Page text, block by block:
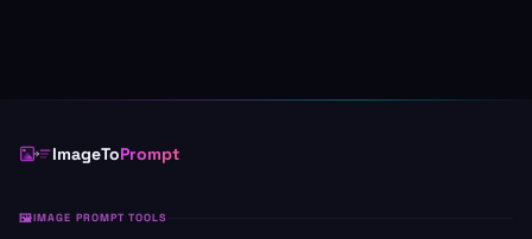
ImageToPrompt
IMAGE PROMPT TOOLS